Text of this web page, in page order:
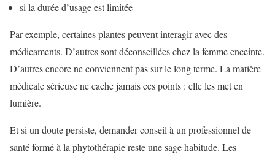
si la durée d’usage est limitée
Par exemple, certaines plantes peuvent interagir avec des
médicaments. D’autres sont déconseillées chez la femme enceinte.
D’autres encore ne conviennent pas sur le long terme. La matière
médicale sérieuse ne cache jamais ces points : elle les met en
lumière.
Et si un doute persiste, demander conseil à un professionnel de
santé formé à la phytothérapie reste une sage habitude. Les